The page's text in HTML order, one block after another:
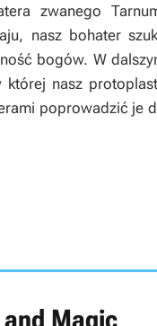
zwanego
nasz bohater
bogów. W
której nasz
poprowadzić je
Magic